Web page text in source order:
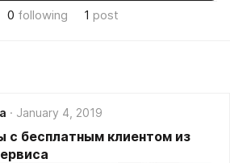
0 following 1 post
January 4, 2019
с бесплатным клиентом из